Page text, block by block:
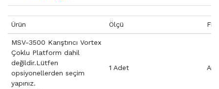
Ürün Ölçü
MSV-3500 Karıştırıcı Vortex
Çoklu Platform dahil
değildir.Lütfen
opsiyonellerden seçim
yapınız.
1 Adet